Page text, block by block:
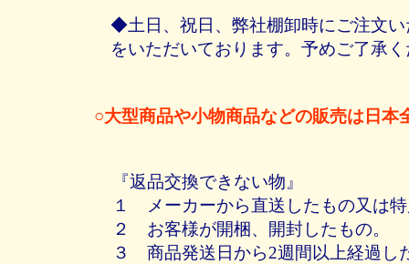
◆土日、祝日、弊社棚卸時にご注文
をいただいております。予めご了承
○大型商品や小物商品などの販売は日
『返品交換できない物』
１ メーカーから直送したもの又は
２ お客様が開梱、開封したもの。
３ 商品発送日から2週間以上経過し